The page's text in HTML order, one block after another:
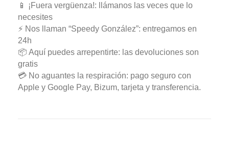
📱 ¡Fuera vergüenza!: llámanos las veces que lo
necesites
⚡ Nos llaman “Speedy González”: entregamos en
24h
📦 Aquí puedes arrepentirte: las devoluciones son
gratis
💳 No aguantes la respiración: pago seguro con
Apple y Google Pay, Bizum, tarjeta y transferencia.